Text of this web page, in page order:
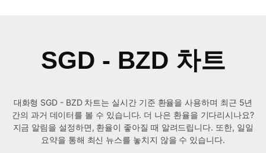
SGD - BZD 차트
대화형 SGD - BZD 차트는 실시간 기준 환율을 사용하며 최근 5년
간의 과거 데이터를 볼 수 있습니다. 더 나은 환율을 기다리시나요?
지금 알림을 설정하면, 환율이 좋아질 때 알려드립니다. 또한, 일일
요약을 통해 최신 뉴스를 놓치지 않을 수 있습니다.